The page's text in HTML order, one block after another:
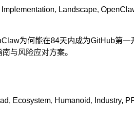
Implementation, Landscape,
为何能在84天内成为GitHub第
与风险应对方案。
, Ecosystem, Humanoid, Industry,